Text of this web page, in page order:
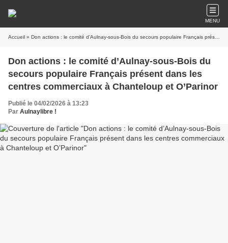
MENU
Accueil » Don actions : le comité d’Aulnay-sous-Bois du secours populaire Français présent dans les centres commerciaux à Chanteloup et O’Parinor
Don actions : le comité d’Aulnay-sous-Bois du
secours populaire Français présent dans les
centres commerciaux à Chanteloup et O’Parinor
Publié le 04/02/2026 à 13:23
Par Aulnaylibre !